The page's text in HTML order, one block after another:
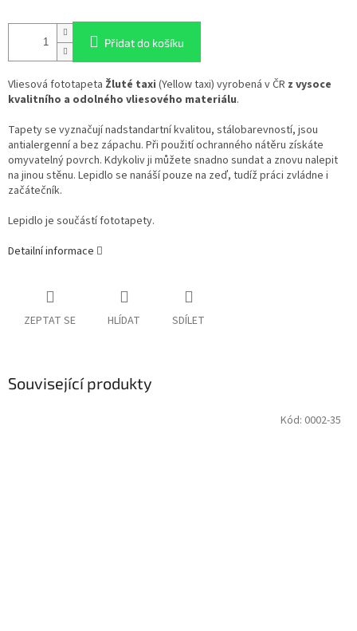
Přidat do košíku
Vliesová fototapeta Žluté taxi (Yellow taxi) vyrobená v ČR z vysoce
kvalitního a odolného vliesového materiálu.
Tapety se vyznačují nadstandartní kvalitou, stálobarevností, jsou
antialergenní a bez zápachu. Při použití ochranného nátěru získáte
omyvatelný povrch. Kdykoliv ji můžete snadno sundat a znovu nalepit
na jinou stěnu. Lepidlo se nanáší pouze na zeď, tudíž práci zvládne i
začátečník.
Lepidlo je součástí fototapety.
Detailní informace
ZEPTAT SE HLÍDAT SDÍLET
Související produkty
Kód: 0002-35